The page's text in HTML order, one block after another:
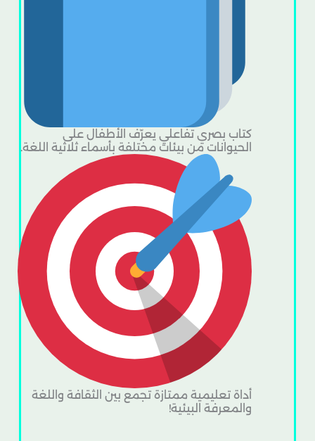
كتاب بصري تفاعلي يعرّف الأطفال على
الحيوانات من بيئات مختلفة بأسماء ثلاثية اللغة.
أداة تعليمية ممتازة تجمع بين الثقافة واللغة
والمعرفة البيئية!